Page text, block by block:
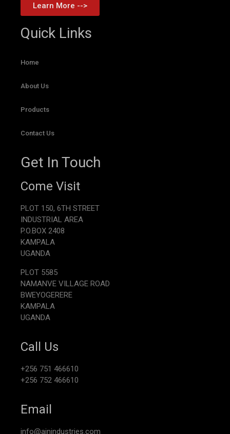
Learn More -->
Quick Links
Home
About Us
Products
Contact Us
Get In Touch
Come Visit
PLOT 150, 6TH STREET
INDUSTRIAL AREA
P.O.BOX 2408
KAMPALA
UGANDA
PLOT 5585
NAMANVE VILLAGE ROAD
BWEYOGERERE
KAMPALA
UGANDA
Call Us
+256 751 466610
+256 752 466610
Email
info@ajnindustries.com